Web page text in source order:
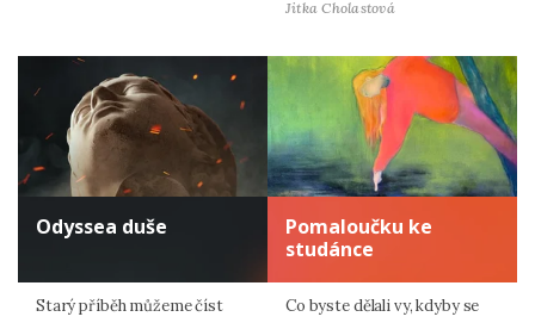
Jitka Cholastová
Odyssea duše
Starý příběh můžeme číst
Pomaloučku ke
studánce
Co byste dělali vy, kdyby se